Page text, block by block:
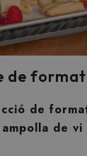
de
de
ampolla de vi